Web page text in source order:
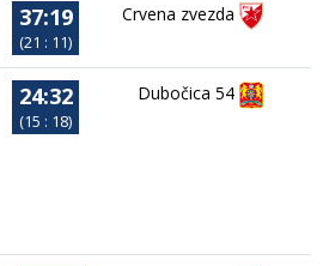
37:19
(21 : 11)
Crvena zvezda
24:32
(15 : 18)
Dubočica 54